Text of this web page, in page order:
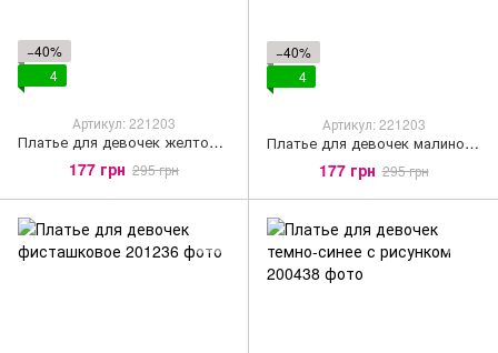
−40%
4
Артикул: 221203
Платье для девочек желтое с рисунком
177 грн 295 грн
−40%
4
Артикул: 221203
Платье для девочек малиновое с рисунком
177 грн 295 грн